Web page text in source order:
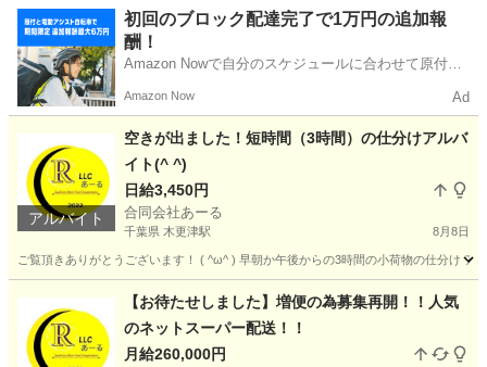
南太田駅 配送 ネット
初回のブロック配達完了で1万円の追加報
酬！
Amazon Nowで自分のスケジュールに合わせて原付や
う！
Amazon Now Ad
アルバイト
空きが出ました！短時間（3時間）の仕分けアルバ
イト(^ ^)
日給3,450円
合同会社あーる
千葉県 木更津駅 8月8日
ご覧頂きありがとうございます！ ( ^ω^ ) 早朝か午後からの3時間の小荷物の仕分け
木更津駅 仕分け 通販サイト
【お待たせしました】増便の為募集再開！！人気
のネットスーパー配送！！
月給260,000円